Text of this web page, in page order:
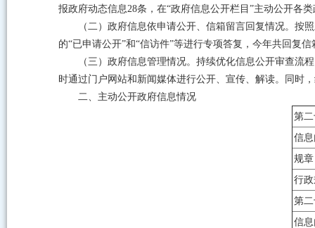
报政府动态信息28条，在“政府信息公开栏目”主动公开各
（二）政府信息依申请公开、信箱留言回复情况。
的“已申请公开”和“信访件”等进行专项答复，今年共回复
（三）政府信息管理情况。持续优化信息公开审查
时通过门户网站和新闻媒体进行公开、宣传、解读。同时
二、主动公开政府信息情况
第
信
规章
行
第
信